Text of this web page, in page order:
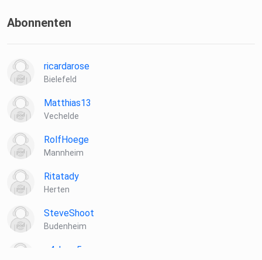
Abonnenten
ricardarose
Bielefeld
Matthias13
Vechelde
RolfHoege
Mannheim
Ritatady
Herten
SteveShoot
Budenheim
q4skrzg5